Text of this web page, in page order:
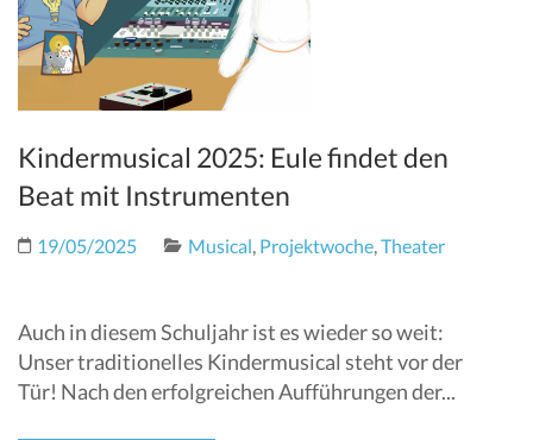
Kindermusical 2025: Eule findet den
Beat mit Instrumenten
19/05/2025 Musical, Projektwoche,Theater
Auch in diesem Schuljahr ist es wieder so weit:
Unser traditionelles Kindermusical steht vor der
Tür! Nach den erfolgreichen Aufführungen der...